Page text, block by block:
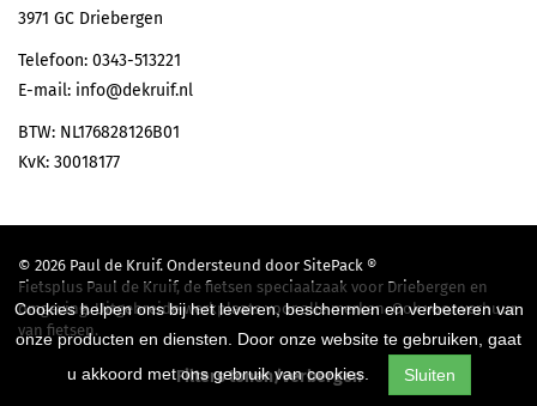
Filters tonen/verbergen
3971 GC Driebergen
Telefoon: 0343-513221
E-mail: info@dekruif.nl
BTW: NL176828126B01
KvK: 30018177
© 2026 Paul de Kruif. Ondersteund door SitePack ®
Fietsplus Paul de Kruif, de fietsen speciaalzaak voor Driebergen en
omgeving. Uitgebreide werkplaats voor alle merken. Ook voor verhuur
van fietsen.
Cookies helpen ons bij het leveren, beschermen en verbeteren van
onze producten en diensten. Door onze website te gebruiken, gaat
u akkoord met ons gebruik van cookies.
Sluiten